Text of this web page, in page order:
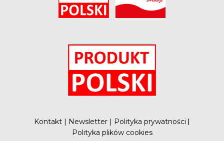
Kontakt Newsletter Polityka prywatności
Polityka plików cookies